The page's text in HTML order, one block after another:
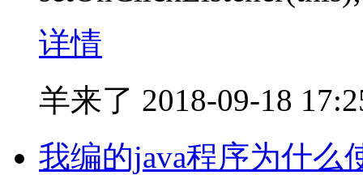
详情
羊来了 2018-09-18
我编的java程序为什么